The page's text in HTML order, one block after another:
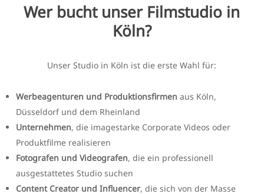
Wer bucht unser Filmstudio in
Köln?
Unser Studio in Köln ist die erste Wahl für:
Werbeagenturen und Produktionsfirmen aus Köln,
Düsseldorf und dem Rheinland
Unternehmen, die imagestarke Corporate Videos oder
Produktfilme realisieren
Fotografen und Videografen, die ein professionell
ausgestattetes Studio suchen
Content Creator und Influencer, die sich von der Masse